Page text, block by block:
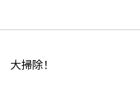
大掃除！